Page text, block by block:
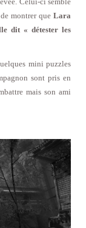
montrer que Lara
dit « détester les
mini puzzles
sont pris en
mais son ami